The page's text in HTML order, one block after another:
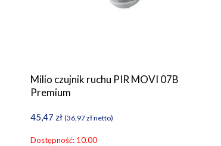
Milio czujnik ruchu PIR MOVI 07B
Premium
45,47 zł (36,97złnetto)
Dostępność: 10.00